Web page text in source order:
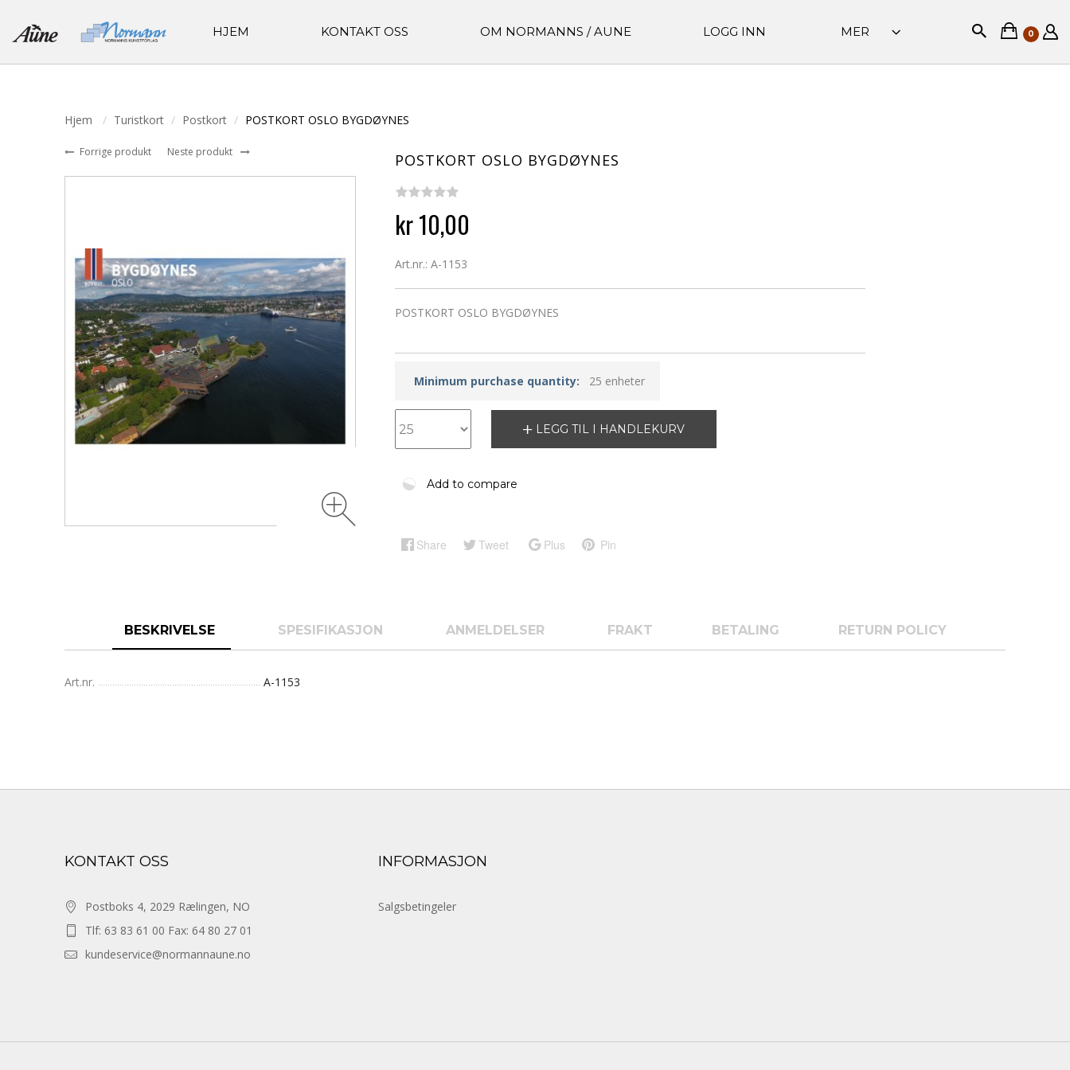
HJEM KONTAKT OSS OM NORMANNS / AUNE LOGG INN MER 0
Hjem Turistkort Postkort POSTKORT OSLO BYGDØYNES
Forrige produkt Neste produkt POSTKORT OSLO BYGDØYNES
kr 10,00
Art.nr.: A-1153
POSTKORT OSLO BYGDØYNES
Minimum purchase quantity: 25 enheter
LEGG TIL I HANDLEKURV
Add to compare
Share Tweet Plus Pin
BESKRIVELSE SPESIFIKASJON ANMELDELSER FRAKT BETALING RETURN POLICY
Art.nr. A-1153
KONTAKT OSS
Postboks 4, 2029 Rælingen, NO
Tlf: 63 83 61 00 Fax: 64 80 27 01
kundeservice@normannaune.no
INFORMASJON
Salgsbetingeler